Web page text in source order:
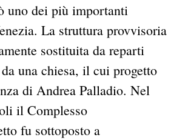
uno dei più importanti
La struttura provvisoria
sostituita da reparti
una chiesa, il cui progetto
di Andrea Palladio. Nel
il Complesso
fu sottoposto a